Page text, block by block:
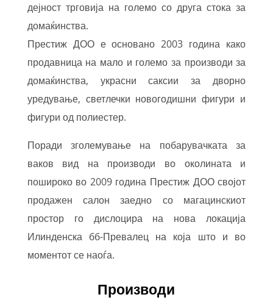
дејност трговија на големо со друга стока за
домаќинства.
Престиж ДОО е основано 2003 година како
продавница на мало и големо за производи за
домаќинства, украсни саксии за дворно
уредување, светлечки новогодишни фигури и
фигури од полиестер.
Поради зголемување на побарувачката за
ваков вид на производи во околината и
пошироко во 2009 година Престиж ДОО својот
продажен салон заедно со магацинскиот
простор го дислоцира на нова локација
Илинденска бб-Превалец на која што и во
моментот се наоѓа.
Производи